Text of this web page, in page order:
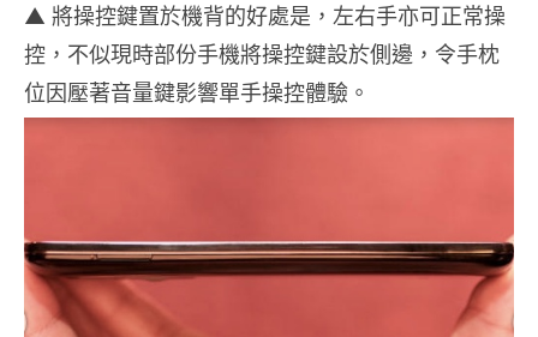
▲ 將操控鍵置於機背的好處是，左右手亦可正常操
控，不似現時部份手機將操控鍵設於側邊，令手枕
位因壓著音量鍵影響單手操控體驗。